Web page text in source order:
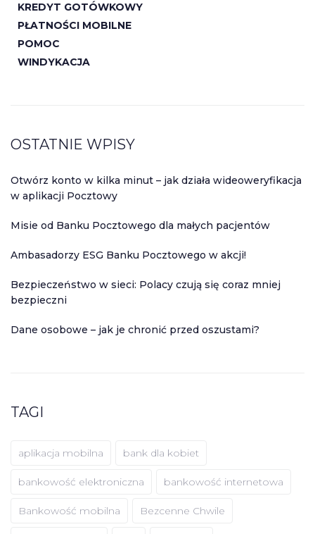
KREDYT GOTÓWKOWY
PŁATNOŚCI MOBILNE
POMOC
WINDYKACJA
OSTATNIE WPISY
Otwórz konto w kilka minut – jak działa wideoweryfikacja
w aplikacji Pocztowy
Misie od Banku Pocztowego dla małych pacjentów
Ambasadorzy ESG Banku Pocztowego w akcji!
Bezpieczeństwo w sieci: Polacy czują się coraz mniej
bezpieczni
Dane osobowe – jak je chronić przed oszustami?
TAGI
aplikacja mobilna bank dla kobiet
bankowość elektroniczna bankowość internetowa
Bankowość mobilna Bezcenne Chwile